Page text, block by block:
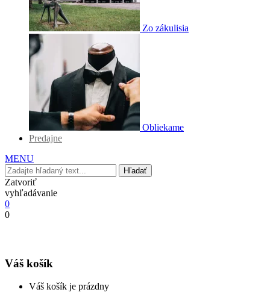
Zo zákulisia
Obliekame
Predajne
MENU
Hľadať
Zatvoriť
vyhľadávanie
0
0
Váš košík
Váš košík je prázdny